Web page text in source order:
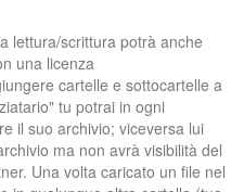
lettura/scrittura potrà anche
una licenza
cartelle e sottocartelle a
tu potrai in ogni
il suo archivio; viceversa lui
ma non avrà visibilità del
Una volta caricato un file nel